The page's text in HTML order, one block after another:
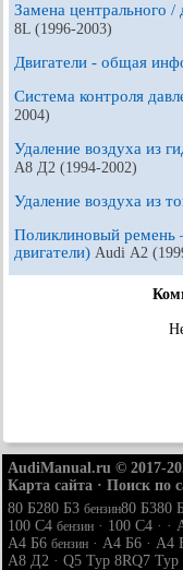
Замена центрального /
8L (1996-2003)
Двигатели - общая
Система контроля
2004)
Удаление воздуха из
A8 Д2 (1994-2002)
Удаление воздуха из
Поликлиновый ремень
двигатели) Audi А2
AudiManual.ru © 2017-
Карта сайта · Поиск по
80 Б280 Б3 бензин80 Б380
100 С4 бензин · 100 С4 · ·
A4 Б6 бензин · A4 Б6 · A4
A8 Д2 · Q5 Typ 8RQ7 Typ